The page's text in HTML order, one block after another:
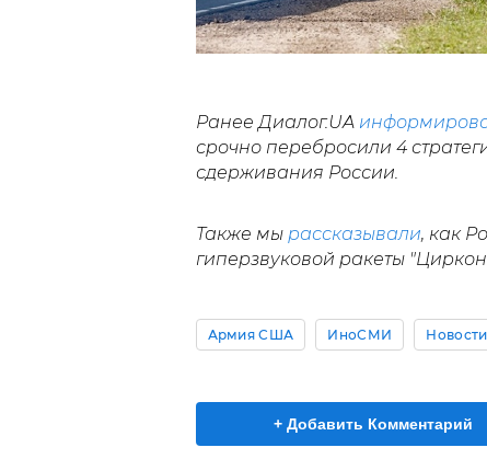
Ранее Диалог.UA
срочно перебросили 4
сдерживания России.
Также мы рассказывали, как
гиперзвуковой ракеты
Армия США ИноСМИ
+ Добавить Комментарий